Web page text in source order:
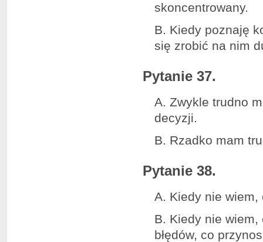
skoncentrowany.
B. Kiedy poznaję
się zrobić na nim
Pytanie 37.
A. Zwykle trudno
decyzji.
B. Rzadko mam
Pytanie 38.
A. Kiedy nie
B. Kiedy nie
błędów, co